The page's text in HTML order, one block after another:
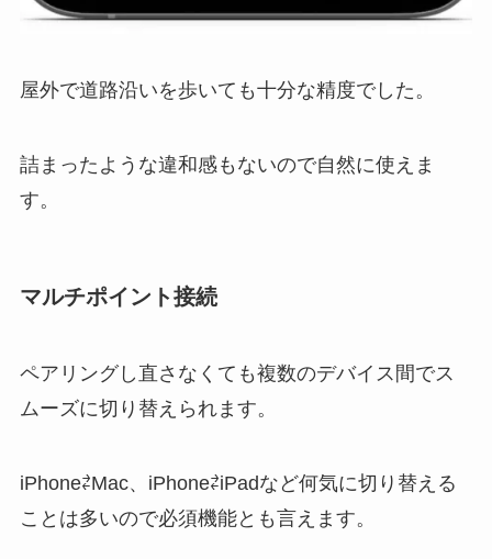
屋外で道路沿いを歩いても十分な精度でした。
詰まったような違和感もないので自然に使えま
す。
マルチポイント接続
ペアリングし直さなくても複数のデバイス間でス
ムーズに切り替えられます。
iPhone⇄Mac、iPhone⇄iPadなど何気に切り替える
ことは多いので必須機能とも言えます。